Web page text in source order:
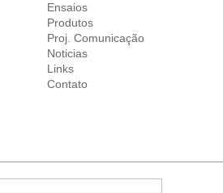
Ensaios
Produtos
Proj. Comunicação
Noticias
Links
Contato